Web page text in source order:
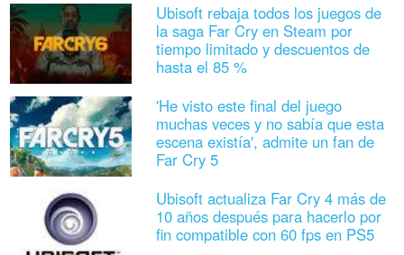
Ubisoft rebaja todos los juegos de
la saga Far Cry en Steam por
tiempo limitado y descuentos de
hasta el 85 %
'He visto este final del juego
muchas veces y no sabía que esta
escena existía', admite un fan de
Far Cry 5
Ubisoft actualiza Far Cry 4 más de
10 años después para hacerlo por
fin compatible con 60 fps en PS5